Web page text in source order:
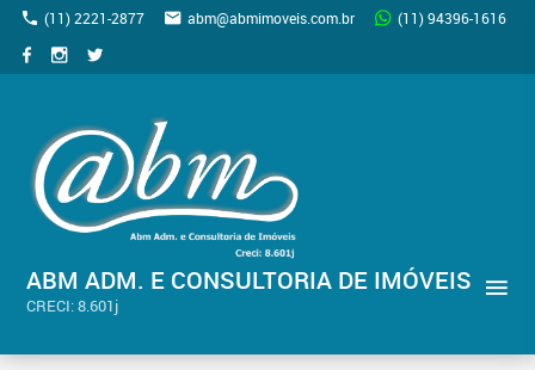
(11) 2221-2877 abm@abmimoveis.com.br (11) 94396-1616
ABM ADM. E CONSULTORIA DE IMÓVEIS
CRECI: 8.601j